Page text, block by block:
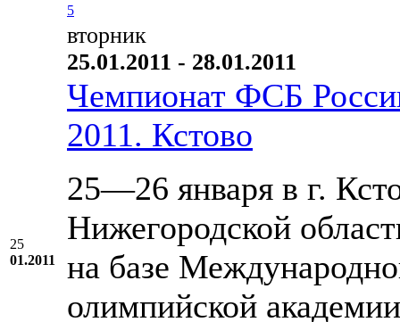
5
25
01.2011
вторник
25.01.2011 - 28.01.2011
Чемпионат ФСБ
2011. Кстово
25—26 января в г.
Нижегородской
на базе
олимпийской академии